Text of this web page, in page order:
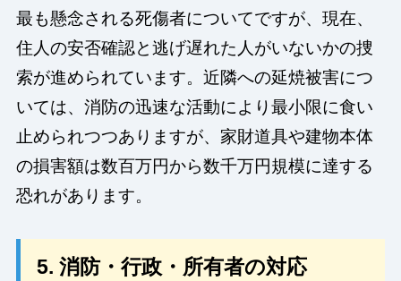
最も懸念される死傷者についてですが、現在、
住人の安否確認と逃げ遅れた人がいないかの捜
索が進められています。近隣への延焼被害につ
いては、消防の迅速な活動により最小限に食い
止められつつありますが、家財道具や建物本体
の損害額は数百万円から数千万円規模に達する
恐れがあります。
5. 消防・行政・所有者の対応